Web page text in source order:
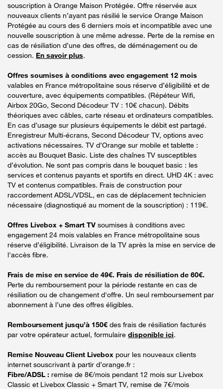
souscription à Orange Maison Protégée. Offre réservée aux
nouveaux clients n’ayant pas résilié le service Orange Maison
Protégée au cours des 6 derniers mois et incompatible avec une
nouvelle souscription à une même adresse. Perte de la remise en
cas de résiliation d’une des offres, de déménagement ou de
cession. En savoir plus.
Offres soumises à conditions avec engagement 12 mois
valables en France métropolitaine sous réserve d’éligibilité et de
couverture, avec équipements compatibles. (Répéteur Wifi,
Airbox 20Go, Second Décodeur TV : 10€ chacun). Débits
théoriques avec câbles, carte réseau et ordinateurs compatibles.
En cas d’usage sur plusieurs équipements le débit est partagé.
Enregistreur Multi-écrans, Second Décodeur TV, options avec
activations nécessaires. TV d’Orange sur mobile et tablette :
accès au Bouquet Basic. Liste des chaînes TV susceptibles
d’évolution. Ne sont pas compris dans le bouquet basic : les
services et contenus payants et sportifs en direct. UHD 4K : avec
TV et contenus compatibles. Frais de construction pour
raccordement ADSL/VDSL, en cas de déplacement technicien
nécessaire (diagnostiqué au moment de la souscription) : 119€.
Offres Livebox + Smart TV soumises à conditions avec
engagement 24 mois valables en France métropolitaine sous
réserve d’éligibilité. Livraison de la TV après la mise en service de
l'accès fibre.
Frais de mise en service de 49€. Frais de résiliation de 60€.
Perte du remboursement pour la période restante en cas de
résiliation ou de changement d'offre. Un seul remboursement par
abonnement à l’une des offres éligibles.
Remboursement jusqu’à 150€ des frais de résiliation facturés
par votre opérateur actuel, formulaire disponible ici.
Remise Nouveau Client Livebox pour les nouveaux clients
internet souscrivant à partir d’orange.fr :
Fibre/ADSL : remise de 8€/mois pendant 12 mois sur Livebox
Classic et Livebox Classic + Smart TV, remise de 7€/mois